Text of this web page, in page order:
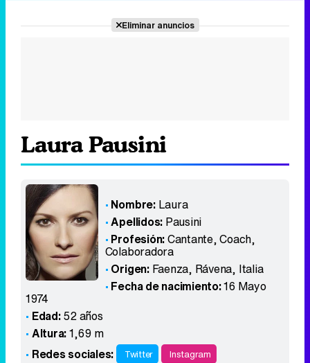
Eliminar anuncios
Laura Pausini
Nombre: Laura
Apellidos: Pausini
Profesión:Cantante, Coach,
Colaboradora
Origen: Faenza, Rávena, Italia
Fecha de nacimiento:16 Mayo
1974
Edad:52 años
Altura:1,69 m
Redes sociales:
Twitter Instagram